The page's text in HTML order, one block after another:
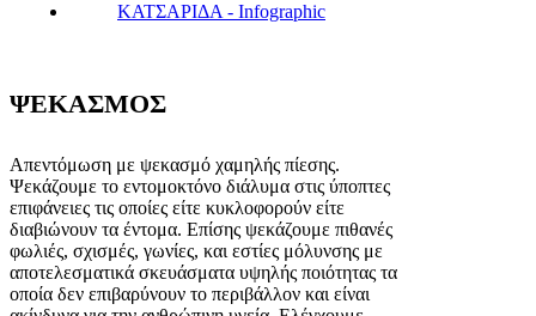
ΨΕΚΑΣΜΟΣ
Απεντόμωση με ψεκασμό χαμηλής πίεσης.
Ψεκάζουμε το εντομοκτόνο διάλυμα στις ύποπτες
επιφάνειες τις οποίες είτε κυκλοφορούν είτε
διαβιώνουν τα έντομα. Επίσης ψεκάζουμε πιθανές
φωλιές, σχισμές, γωνίες, και εστίες μόλυνσης με
αποτελεσματικά σκευάσματα υψηλής ποιότητας τα
οποία δεν επιβαρύνουν το περιβάλλον και είναι